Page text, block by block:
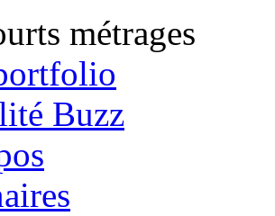
métrages
Buzz